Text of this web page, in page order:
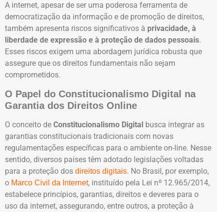
A internet, apesar de ser uma poderosa ferramenta de
democratização da informação e de promoção de direitos,
também apresenta riscos significativos à privacidade, à
liberdade de expressão e à proteção de dados pessoais.
Esses riscos exigem uma abordagem jurídica robusta que
assegure que os direitos fundamentais não sejam
comprometidos.
O Papel do Constitucionalismo Digital na
Garantia dos Direitos Online
O conceito de Constitucionalismo Digital busca integrar as
garantias constitucionais tradicionais com novas
regulamentações específicas para o ambiente on-line. Nesse
sentido, diversos países têm adotado legislações voltadas
para a proteção dos direitos digitais. No Brasil, por exemplo,
o Marco Civil da Internet, instituído pela Lei nº 12.965/2014,
estabelece princípios, garantias, direitos e deveres para o
uso da internet, assegurando, entre outros, a proteção à